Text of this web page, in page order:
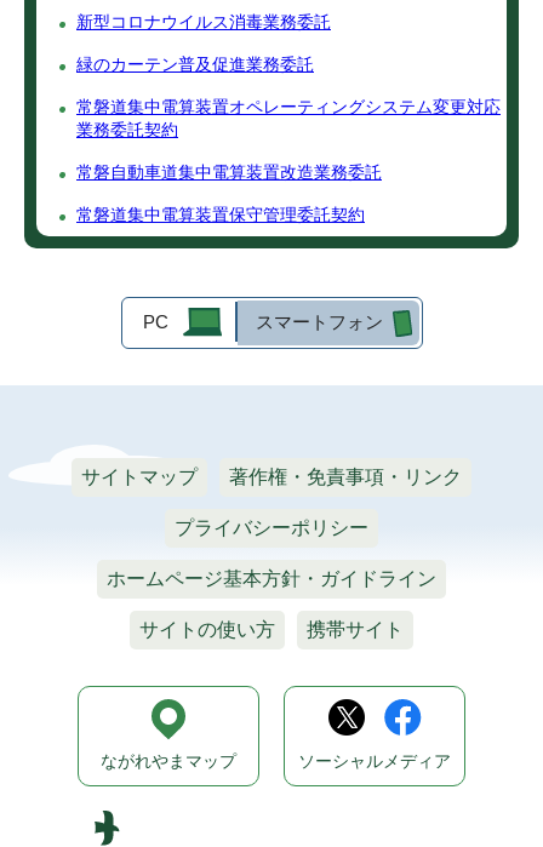
新型コロナウイルス消毒業務委託
緑のカーテン普及促進業務委託
常磐道集中電算装置オペレーティングシステム変更対応
業務委託契約
常磐自動車道集中電算装置改造業務委託
常磐道集中電算装置保守管理委託契約
PC スマートフォン
サイトマップ 著作権・免責事項・リンク
プライバシーポリシー
ホームページ基本方針・ガイドライン
サイトの使い方 携帯サイト
ながれやまマップ ソーシャルメディア